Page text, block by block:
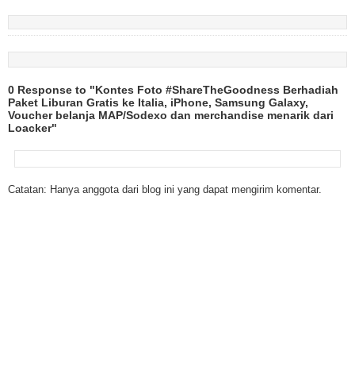
0 Response to "Kontes Foto #ShareTheGoodness Berhadiah
Paket Liburan Gratis ke Italia, iPhone, Samsung Galaxy,
Voucher belanja MAP/Sodexo dan merchandise menarik dari
Loacker"
Catatan: Hanya anggota dari blog ini yang dapat mengirim komentar.